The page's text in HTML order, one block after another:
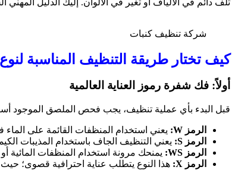
شركة تنظيف كنبات
كيف تختار طريقة التنظيف المناسبة
أولاً: فك شفرة رموز العناية العالمية
قبل البدء بأي عملية تنظيف، يجب فحص الملصق الموجود
الرمز W:
يعني استخدام المنظفات القائمة على
الرمز S:
يعني التنظيف الجاف باستخدام المذيبات
الرمز WS:
يمنحك مرونة استخدام المنظفات المائية أو
الرمز X:
هذا النوع يتطلب عناية احترافية قصوى؛